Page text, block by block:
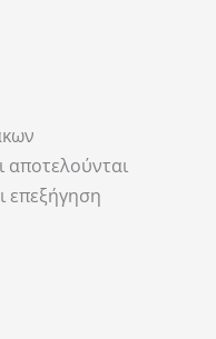
αποτελούνται
επεξήγηση